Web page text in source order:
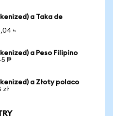
a Taka de
৳
a Peso Filipino
₱
a Złoty polaco
zł